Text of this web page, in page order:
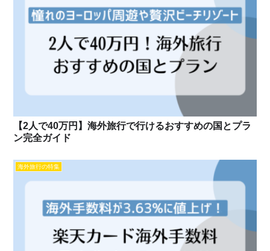
【2人で40万円】海外旅行で行けるおすすめの国とプラ
ン完全ガイド
海外旅行の特集